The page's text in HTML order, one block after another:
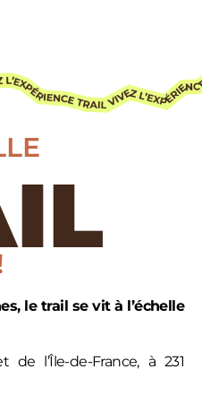
le trail se vit à l’échelle
de l’Île-de-France, à 231